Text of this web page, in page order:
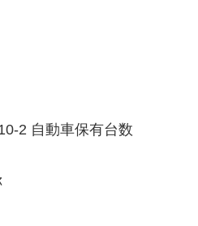
2 自動車保有台数